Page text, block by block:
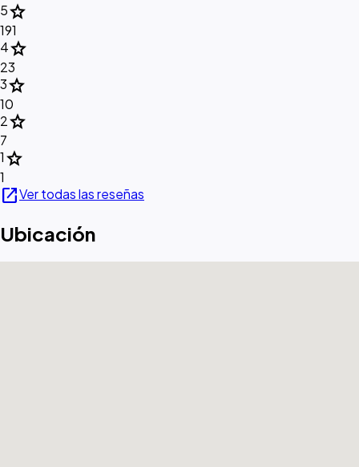
5star
191
4star
23
3star
10
2star
7
1star
1
open_in_newVer todas las reseñas
Ubicación